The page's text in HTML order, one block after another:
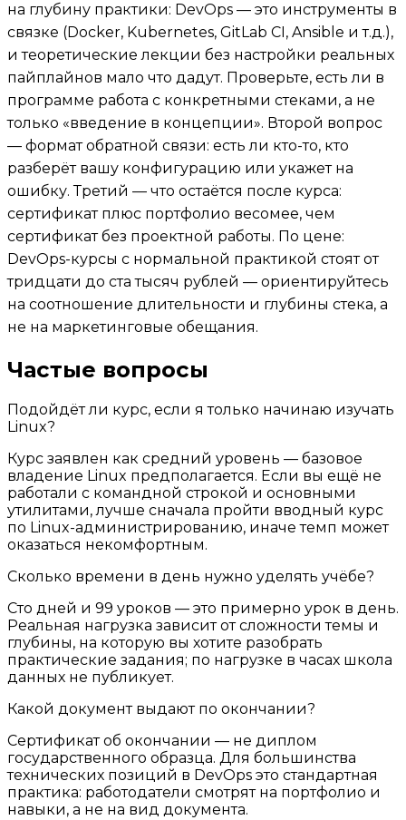
на глубину практики: DevOps — это инструменты в
связке (Docker, Kubernetes, GitLab CI, Ansible и т.д.),
и теоретические лекции без настройки реальных
пайплайнов мало что дадут. Проверьте, есть ли в
программе работа с конкретными стеками, а не
только «введение в концепции». Второй вопрос
— формат обратной связи: есть ли кто-то, кто
разберёт вашу конфигурацию или укажет на
ошибку. Третий — что остаётся после курса:
сертификат плюс портфолио весомее, чем
сертификат без проектной работы. По цене:
DevOps-курсы с нормальной практикой стоят от
тридцати до ста тысяч рублей — ориентируйтесь
на соотношение длительности и глубины стека, а
не на маркетинговые обещания.
Частые вопросы
Подойдёт ли курс, если я только начинаю изучать
Linux?
Курс заявлен как средний уровень — базовое
владение Linux предполагается. Если вы ещё не
работали с командной строкой и основными
утилитами, лучше сначала пройти вводный курс
по Linux-администрированию, иначе темп может
оказаться некомфортным.
Сколько времени в день нужно уделять учёбе?
Сто дней и 99 уроков — это примерно урок в день.
Реальная нагрузка зависит от сложности темы и
глубины, на которую вы хотите разобрать
практические задания; по нагрузке в часах школа
данных не публикует.
Какой документ выдают по окончании?
Сертификат об окончании — не диплом
государственного образца. Для большинства
технических позиций в DevOps это стандартная
практика: работодатели смотрят на портфолио и
навыки, а не на вид документа.